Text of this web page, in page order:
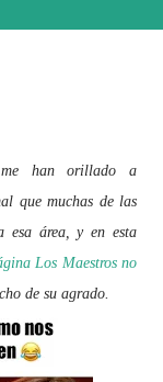
han orillado a
que muchas de las
esa área, y en esta
Los Maestros no
de su agrado.